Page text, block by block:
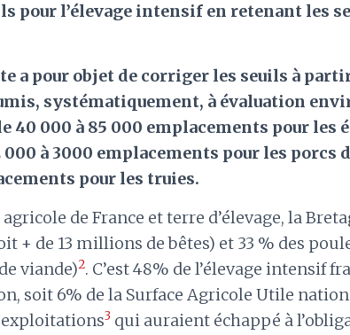
pour l’élevage intensif en retenant les
a pour objet de corriger les seuils à
systématiquement, à évaluation
40 000 à 85 000 emplacements pour les
000 à 3000 emplacements pour les porcs
pour les truies.
de France et terre d’élevage, la
+ de 13 millions de bêtes) et 33 % des
viande)2. C’est 48% de l’élevage intensif
soit 6% de la Surface Agricole Utile
3 qui auraient échappé à